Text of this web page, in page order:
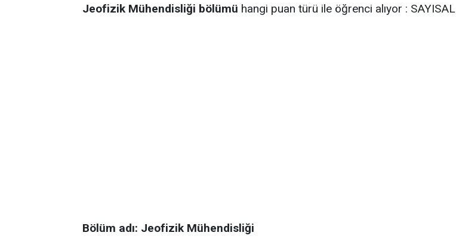
Jeofizik Mühendisliği bölümü hangi puan türü ile öğrenci alıyor : SAYISAL
Bölüm adı: Jeofizik Mühendisliği